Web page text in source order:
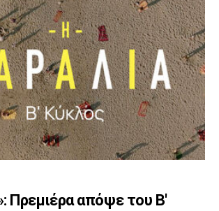
Πρεμιέρα απόψε του Β'